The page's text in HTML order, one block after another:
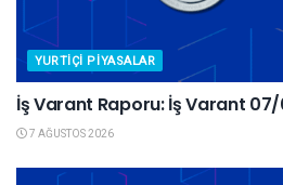
YURTIÇI PIYASALAR
İş Varant Raporu: İş Varant
7 AĞUSTOS 2026